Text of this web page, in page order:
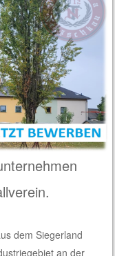
dem Siegerland
an der